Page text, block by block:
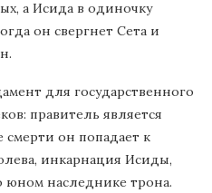
а Исида в одиночку
он свергнет Сета и
для государственного
правитель является
он попадает к
инкарнация Исиды,
юном наследнике трона.